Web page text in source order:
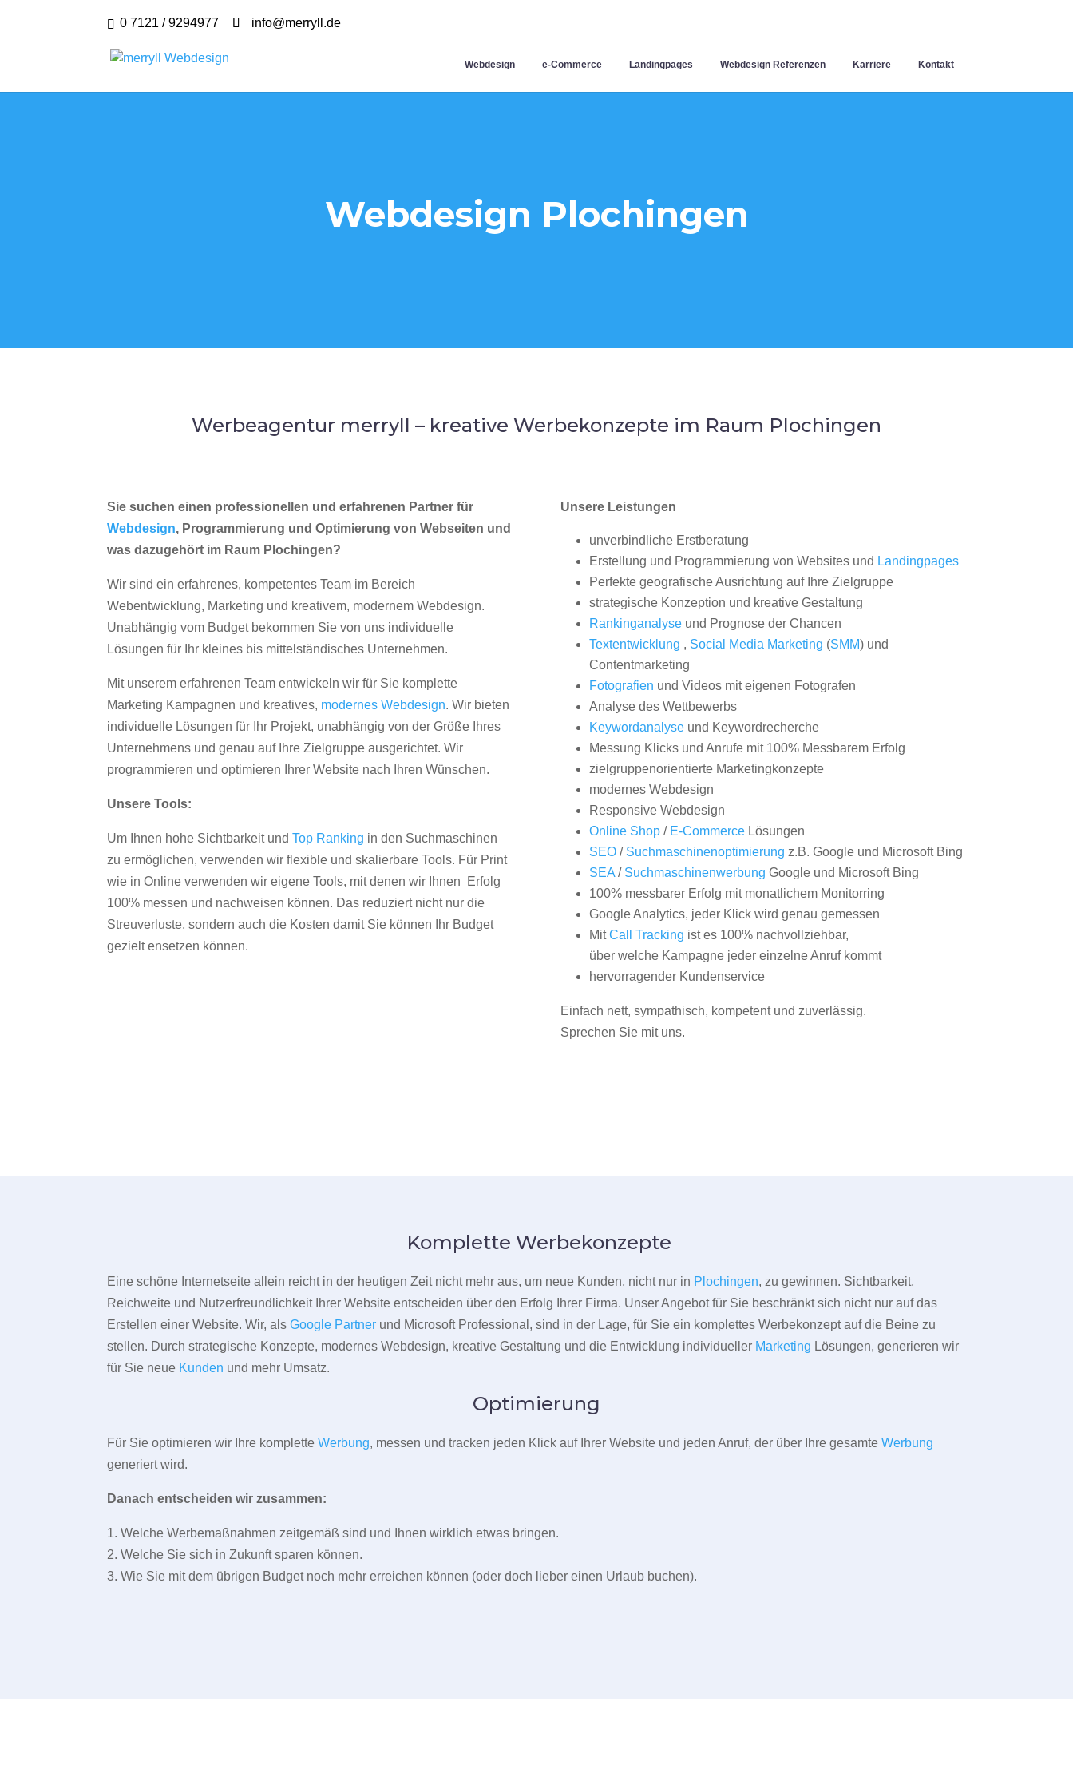
0 7121 / 9294977 info@merryll.de
Webdesign e-Commerce Landingpages Webdesign Referenzen Karriere Kontakt
Webdesign Plochingen
Werbeagentur merryll – kreative Werbekonzepte im Raum Plochingen
Sie suchen einen professionellen und erfahrenen Partner für
Webdesign, Programmierung und Optimierung von Webseiten und
was dazugehört im Raum Plochingen?
Wir sind ein erfahrenes, kompetentes Team im Bereich
Webentwicklung, Marketing und kreativem, modernem Webdesign.
Unabhängig vom Budget bekommen Sie von uns individuelle
Lösungen für Ihr kleines bis mittelständisches Unternehmen.
Mit unserem erfahrenen Team entwickeln wir für Sie komplette
Marketing Kampagnen und kreatives, modernes Webdesign. Wir bieten
individuelle Lösungen für Ihr Projekt, unabhängig von der Größe Ihres
Unternehmens und genau auf Ihre Zielgruppe ausgerichtet. Wir
programmieren und optimieren Ihrer Website nach Ihren Wünschen.
Unsere Tools:
Um Ihnen hohe Sichtbarkeit undTop Ranking in den Suchmaschinen
zu ermöglichen, verwenden wir flexible und skalierbare Tools. Für Print
wie in Online verwenden wir eigene Tools, mit denen wir Ihnen Erfolg
100% messen und nachweisen können. Das reduziert nicht nur die
Streuverluste, sondern auch die Kosten damit Sie können Ihr Budget
gezielt ensetzen können.
Unsere Leistungen
unverbindliche Erstberatung
Erstellung und Programmierung von Websites und Landingpages
Perfekte geografische Ausrichtung auf Ihre Zielgruppe
strategische Konzeption und kreative Gestaltung
Rankinganalyseund Prognose der Chancen
Textentwicklung , Social Media Marketing (SMM) und
Contentmarketing
Fotografien und Videos mit eigenen Fotografen
Analyse des Wettbewerbs
Keywordanalyseund Keywordrecherche
Messung Klicks und Anrufe mit 100% Messbarem Erfolg
zielgruppenorientierte Marketingkonzepte
modernes Webdesign
Responsive Webdesign
Online Shop/ E-CommerceLösungen
SEO/ Suchmaschinenoptimierung z.B. Google und Microsoft Bing
SEA/ Suchmaschinenwerbung Google und Microsoft Bing
100% messbarer Erfolg mit monatlichem Monitorring
Google Analytics, jeder Klick wird genau gemessen
MitCall Tracking ist es 100% nachvollziehbar,
über welche Kampagne jeder einzelne Anruf kommt
hervorragender Kundenservice
Einfach nett, sympathisch, kompetent und zuverlässig.
Sprechen Sie mit uns.
Komplette Werbekonzepte
Eine schöne Internetseite allein reicht in der heutigen Zeit nicht mehr aus, um neue Kunden, nicht nur in Plochingen, zu gewinnen. Sichtbarkeit,
Reichweite und Nutzerfreundlichkeit Ihrer Website entscheiden über den Erfolg Ihrer Firma. Unser Angebot für Sie beschränkt sich nicht nur auf das
Erstellen einer Website. Wir, alsGoogle Partner und Microsoft Professional, sind in der Lage, für Sie ein komplettes Werbekonzept auf die Beine zu
stellen. Durch strategische Konzepte, modernes Webdesign, kreative Gestaltung und die Entwicklung individueller Marketing Lösungen, generieren wir
für Sie neue Kunden und mehr Umsatz.
Optimierung
Für Sie optimieren wir Ihre kompletteWerbung, messen und tracken jeden Klick auf Ihrer Website und jeden Anruf, der über Ihre gesamteWerbung
generiert wird.
Danach entscheiden wir zusammen:
1. Welche Werbemaßnahmen zeitgemäß sind und Ihnen wirklich etwas bringen.
2. Welche Sie sich in Zukunft sparen können.
3. Wie Sie mit dem übrigen Budget noch mehr erreichen können (oder doch lieber einen Urlaub buchen).